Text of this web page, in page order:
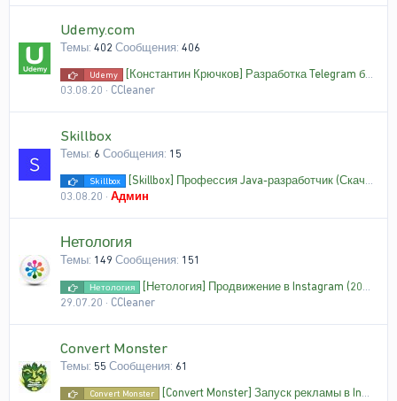
Udemy.com
Темы 402 Сообщения 406
Udemy
[Константин Крючков] Разработка Telegram ботов на Python (2020)
03.08.20
CCleaner
Skillbox
Темы 6 Сообщения 15
Skillbox
[Skillbox] Профессия Java-разработчик (Скачать бесплатно)
03.08.20
Админ
Нетология
Темы 149 Сообщения 151
Нетология
[Нетология] Продвижение в Instagram (2020)
29.07.20
CCleaner
Convert Monster
Темы 55 Сообщения 61
Convert Monster
[Convert Monster] Запуск рекламы в Instagram за 2 дня (2020)